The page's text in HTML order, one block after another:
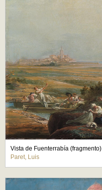
Vista de Fuenterrabía (fragmento)
Paret, Luis